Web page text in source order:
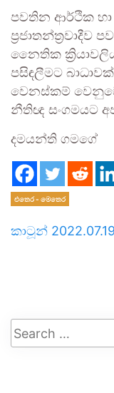
පවතින ආර්ථික හා
ප්‍රජාතන්ත්‍රවාදීව
නෛතික
පසිඳලීමට
වෙනස්කම්
නීතිඥ සංගමයට
දමයන්ති ගමගේ
එතෙර - මෙතෙර
කාටූන් 2022.07.19